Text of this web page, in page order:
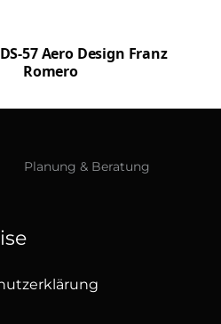
57 Aero Design Franz
Romero
Planung & Beratung